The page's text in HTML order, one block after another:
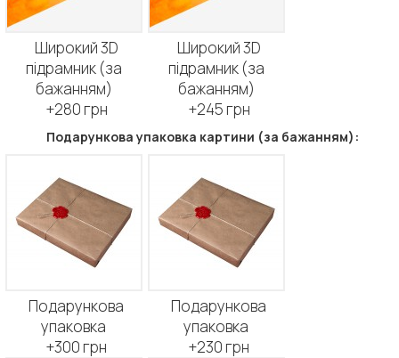
Широкий 3D
підрамник (за
бажанням)
+280 грн
Широкий 3D
підрамник (за
бажанням)
+245 грн
Подарункова упаковка картини (за бажанням):
Подарункова
упаковка
+300 грн
Подарункова
упаковка
+230 грн